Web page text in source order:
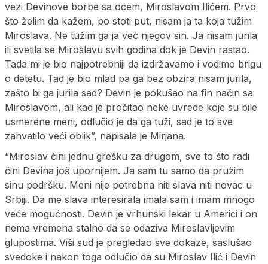
vezi Devinove borbe sa ocem, Miroslavom Ilićem. Prvo
što želim da kažem, po stoti put, nisam ja ta koja tužim
Miroslava. Ne tužim ga ja već njegov sin. Ja nisam jurila
ili svetila se Miroslavu svih godina dok je Devin rastao.
Tada mi je bio najpotrebniji da izdržavamo i vodimo brigu
o detetu. Tad je bio mlad pa ga bez obzira nisam jurila,
zašto bi ga jurila sad? Devin je pokušao na fin način sa
Miroslavom, ali kad je pročitao neke uvrede koje su bile
usmerene meni, odlučio je da ga tuži, sad je to sve
zahvatilo veći oblik”, napisala je Mirjana.
“Miroslav čini jednu grešku za drugom, sve to što radi
čini Devina još upornijem. Ja sam tu samo da pružim
sinu podršku. Meni nije potrebna niti slava niti novac u
Srbiji. Da me slava interesirala imala sam i imam mnogo
veće mogućnosti. Devin je vrhunski lekar u Americi i on
nema vremena stalno da se odaziva Miroslavljevim
glupostima. Viši sud je pregledao sve dokaze, saslušao
svedoke i nakon toga odlučio da su Miroslav Ilić i Devin